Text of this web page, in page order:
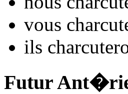
vous charcut
ils charcuter
Futur